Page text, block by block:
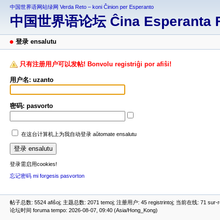
中国世界语网站绿网 Verda Reto – koni Ĉinion per Esperanto
中国世界语论坛 Ĉina Esperanta
登录 ensalutu
只有注册用户可以发帖! Bonvolu registriĝi por afiŝi!
用户名: uzanto
密码: pasvorto
在这台计算机上为我自动登录 aŭtomate ensalutu
登录需启用cookies!
忘记密码 mi forgesis pasvorton
帖子总数: 5524 afiŝoj; 主题总数: 2071 temoj; 注册用户: 45 registrintoj; 当前在线: 71
论坛时间 foruma tempo: 2026-08-07, 09:40 (Asia/Hong_Kong)